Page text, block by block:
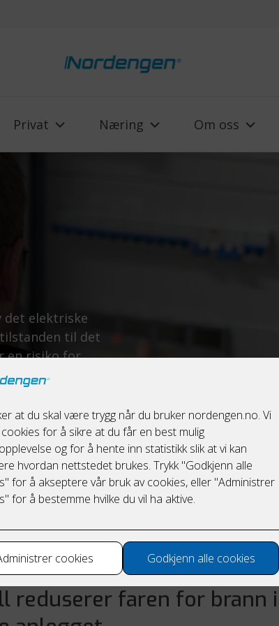
Privat Næring Om oss
det elektriske
til det
en risiko for
reduserer faren for brann